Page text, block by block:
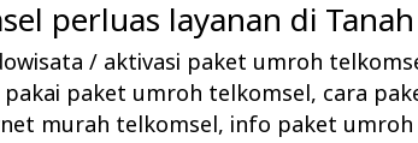
perluas layanan di Tanah
/ aktivasi paket umroh
pakai paket umroh telkomsel, cara
murah telkomsel, info paket